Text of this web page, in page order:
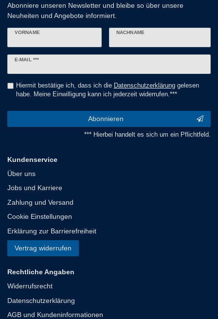
Abonniere unseren Newsletter und bleibe so über unsere
Neuheiten und Angebote informiert.
VORNAME NACHNAME
E-MAIL ***
Newsletter
Hiermit bestätige ich, dass ich die Daten­schutz­erklärunggelesen
habe. Meine Einwilligung kann ich jederzeit widerrufen.***
Abonnieren
*** Hierbei handelt es sich um ein Pflichtfeld.
Kundenservice
Über uns
Jobs und Karriere
Zahlung und Versand
Cookie Einstellungen
Erklärung zur Barrierefreiheit
Vertrag widerrufen
Rechtliche Angaben
Widerrufsrecht
Datenschutzerklärung
AGB und Kundeninformationen